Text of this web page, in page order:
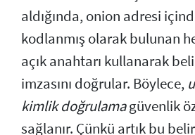
aldığında, onion adresi
kodlanmış olarak bulunan
açık anahtarı kullanarak
imzasını doğrular. Böylece,
kimlik doğrulamagüvenlik
sağlanır. Çünkü artık bu